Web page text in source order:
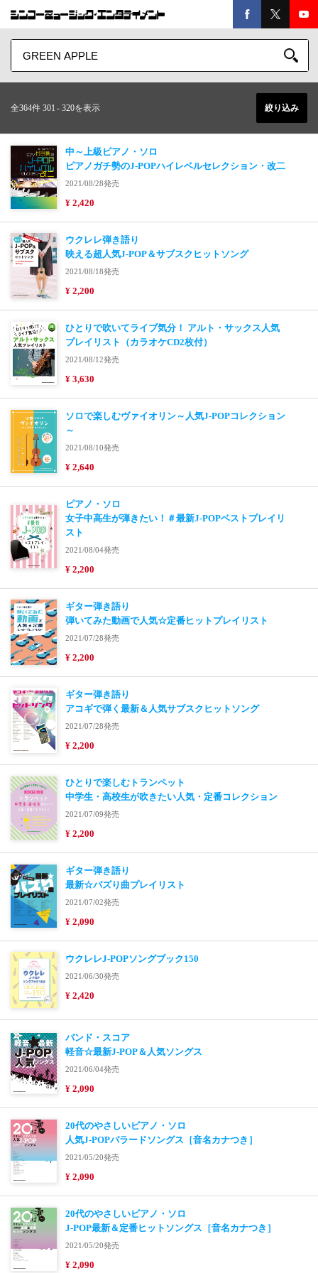
全364件 301 - 320を表示 絞り込み
中～上級ピアノ・ソロ
ピアノガチ勢のJ-POPハイレベルセレクション・改二
2021/08/28発売
¥ 2,420
ウクレレ弾き語り
映える超人気J-POP＆サブスクヒットソング
2021/08/18発売
¥ 2,200
ひとりで吹いてライブ気分！ アルト・サックス人気
プレイリスト（カラオケCD2枚付）
2021/08/12発売
¥ 3,630
ソロで楽しむヴァイオリン～人気J-POPコレクション
～
2021/08/10発売
¥ 2,640
ピアノ・ソロ
女子中高生が弾きたい！＃最新J-POPベストプレイリ
スト
2021/08/04発売
¥ 2,200
ギター弾き語り
弾いてみた動画で人気☆定番ヒットプレイリスト
2021/07/28発売
¥ 2,200
ギター弾き語り
アコギで弾く最新＆人気サブスクヒットソング
2021/07/28発売
¥ 2,200
ひとりで楽しむトランペット
中学生・高校生が吹きたい人気・定番コレクション
2021/07/09発売
¥ 2,200
ギター弾き語り
最新☆バズり曲プレイリスト
2021/07/02発売
¥ 2,090
ウクレレJ-POPソングブック150
2021/06/30発売
¥ 2,420
バンド・スコア
軽音☆最新J-POP＆人気ソングス
2021/06/04発売
¥ 2,090
20代のやさしいピアノ・ソロ
人気J-POPバラードソングス［音名カナつき］
2021/05/20発売
¥ 2,090
20代のやさしいピアノ・ソロ
J-POP最新＆定番ヒットソングス［音名カナつき］
2021/05/20発売
¥ 2,090